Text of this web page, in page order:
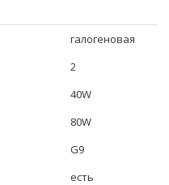
галогеновая
2
40W
80W
G9
есть